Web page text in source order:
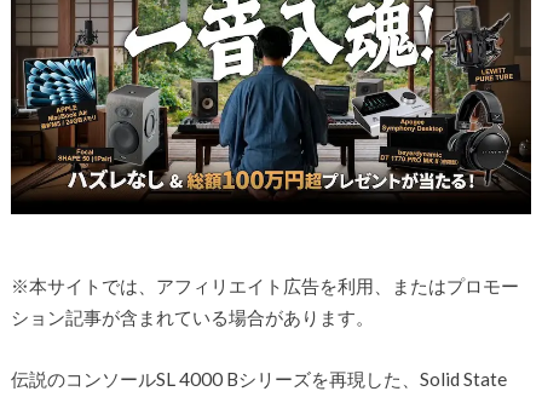
※本サイトでは、アフィリエイト広告を利用、またはプロモー
ション記事が含まれている場合があります。
伝説のコンソールSL 4000 Bシリーズを再現した、Solid State